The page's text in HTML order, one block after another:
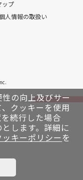
の向上及びサー
クッキーを使用
続行した場合
します。詳細に
ッキーポリシー を
ップ
人情報の取扱い